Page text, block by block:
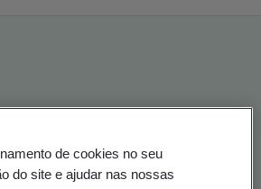
e Verificação
de cookies no seu
do site e ajudar nas nossas